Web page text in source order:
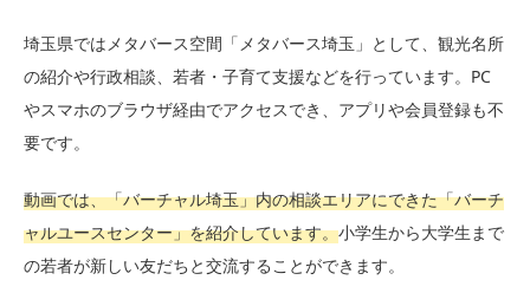
埼玉県ではメタバース空間「メタバース埼玉」として、観光名所
の紹介や行政相談、若者・子育て支援などを行っています。PC
やスマホのブラウザ経由でアクセスでき、アプリや会員登録も不
要です。
動画では、「バーチャル埼玉」内の相談エリアにできた「バーチ
ャルユースセンター」を紹介しています。小学生から大学生まで
の若者が新しい友だちと交流することができます。